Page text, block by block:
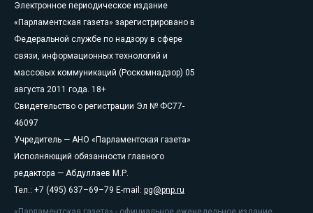
Электронное периодическое издание
«Парламентская газета» зарегистрировано в
Федеральной службе по надзору в сфере
связи, информационных технологий и
массовых коммуникаций (Роскомнадзор) 05
августа 2011 года. 18+
Свидетельство о регистрации Эл № ФС77-
46097
Учредитель — АНО «Парламентская газета»
Исполняющий обязанности главного
редактора — Абдуллаев М.Р.
Тел.: +7 (495) 637–69–79 E-mail: pg@pnp.ru